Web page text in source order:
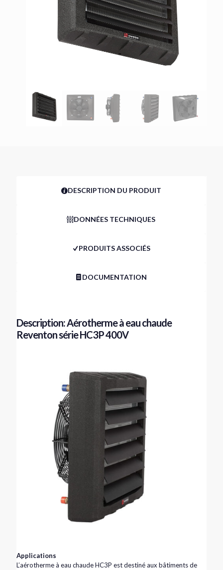
DESCRIPTION DU PRODUIT
DONNÉES TECHNIQUES
PRODUITS ASSOCIÉS
DOCUMENTATION
Description: Aérotherme à eau chaude
Reventon série HC3P 400V
Applications
L’aérotherme à eau chaude HC3P est destiné aux bâtiments de